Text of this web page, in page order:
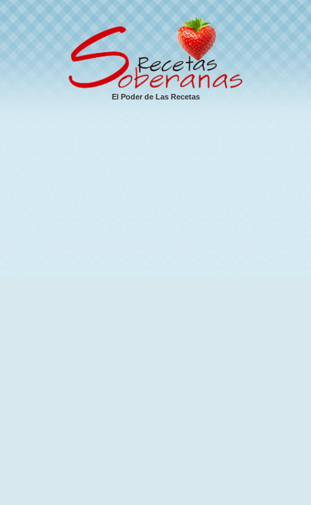
El Poder de Las Recetas